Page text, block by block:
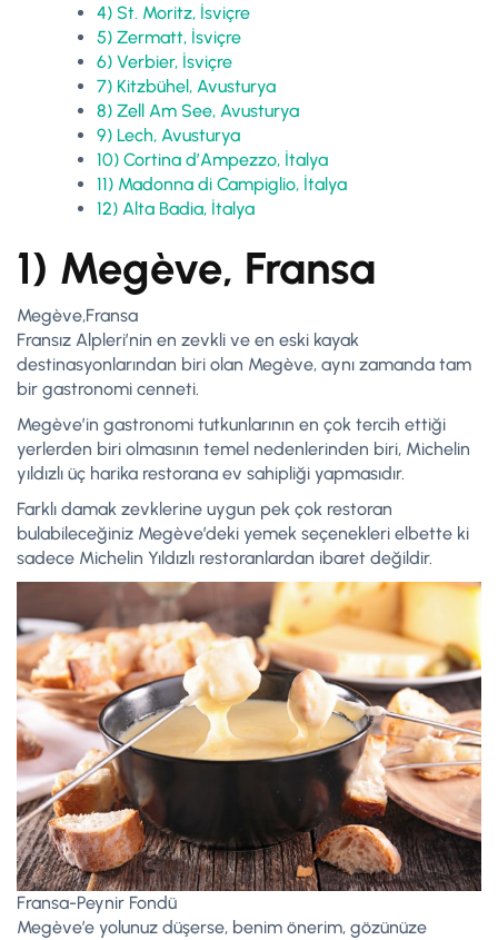
4) St. Moritz, İsviçre
5) Zermatt, İsviçre
6) Verbier, İsviçre
7) Kitzbühel, Avusturya
8) Zell Am See, Avusturya
9) Lech, Avusturya
10) Cortina d’Ampezzo, İtalya
11) Madonna di Campiglio, İtalya
12) Alta Badia, İtalya
1) Megève, Fransa
Megève,Fransa
Fransız Alpleri’nin en zevkli ve en eski kayak
destinasyonlarından biri olan Megève, aynı zamanda tam
bir gastronomi cenneti.
Megève’in gastronomi tutkunlarının en çok tercih ettiği
yerlerden biri olmasının temel nedenlerinden biri, Michelin
yıldızlı üç harika restorana ev sahipliği yapmasıdır.
Farklı damak zevklerine uygun pek çok restoran
bulabileceğiniz Megève’deki yemek seçenekleri elbette ki
sadece Michelin Yıldızlı restoranlardan ibaret değildir.
Fransa-Peynir Fondü
Megève’e yolunuz düşerse, benim önerim, gözünüze